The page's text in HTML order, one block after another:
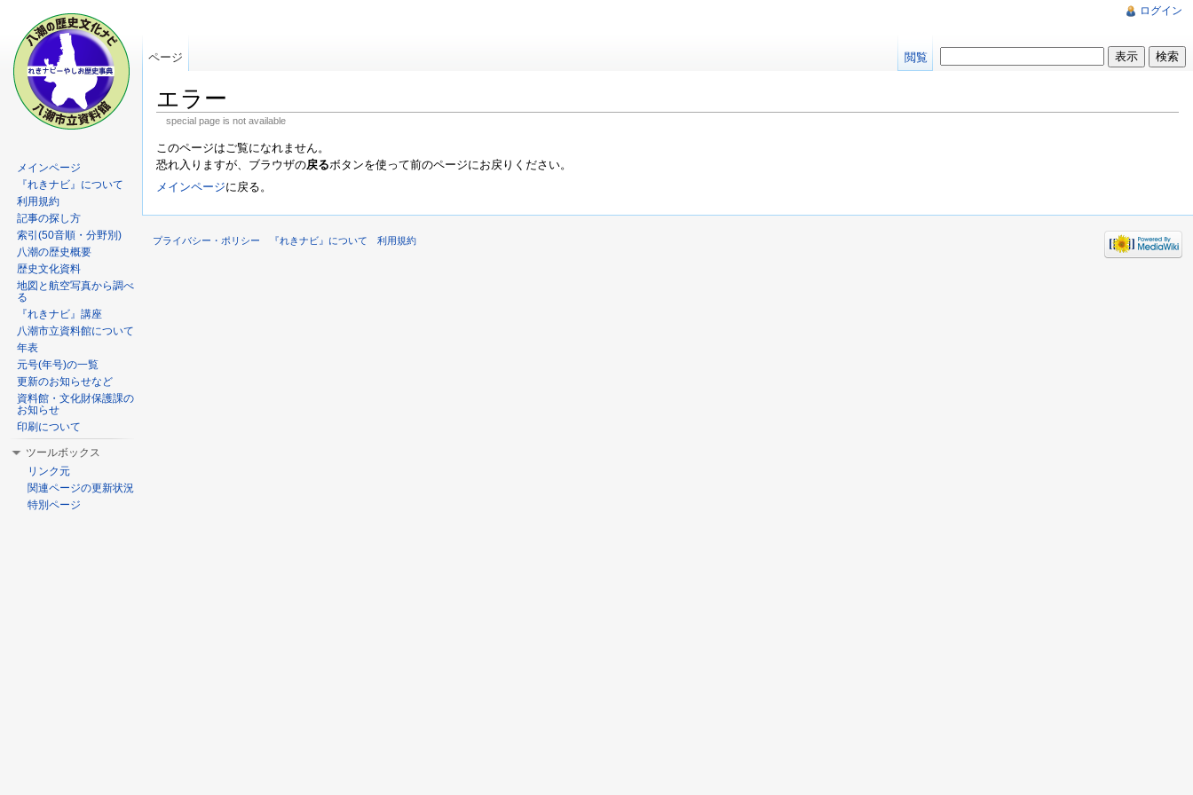
エラー
special page is not available
このページはご覧になれません。
恐れ入りますが、ブラウザの戻るボタンを使って前のページにお戻りください。
メインページに戻る。
ログイン
ページ 閲覧
メインページ
『れきナビ』について
利用規約
記事の探し方
索引(50音順・分野別)
八潮の歴史概要
歴史文化資料
地図と航空写真から調べ
る
『れきナビ』講座
八潮市立資料館について
年表
元号(年号)の一覧
更新のお知らせなど
資料館・文化財保護課の
お知らせ
印刷について
ツールボックス
リンク元
関連ページの更新状況
特別ページ
プライバシー・ポリシー 『れきナビ』について 利用規約